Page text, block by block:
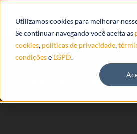
Utilizamos cookies para melhorar
Se continuar navegando você aceita as
cookies, políticas de privacidade,
condiçõese LGPD.
GAT1000 Gosafe